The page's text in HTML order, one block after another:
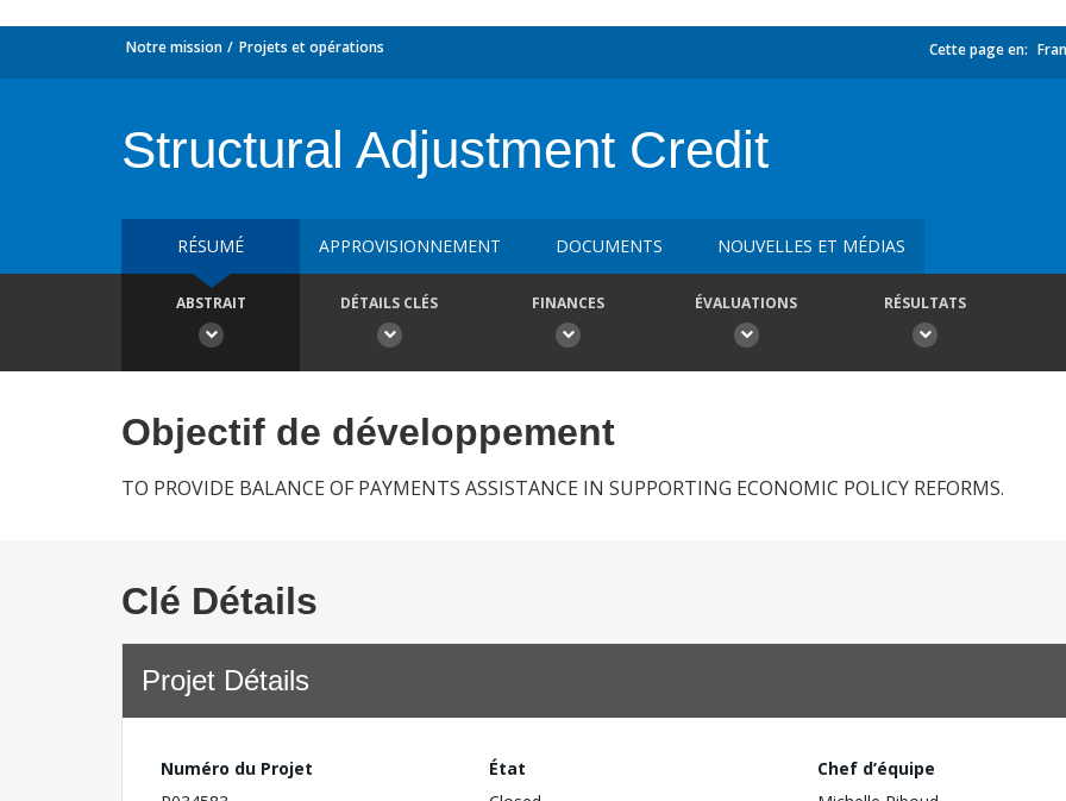
Notre mission Projets et opérations Cette page en:
Structural Adjustment Credit
RÉSUMÉ APPROVISIONNEMENT DOCUMENTS NOUVELLES ET MÉDIAS
ABSTRAIT DÉTAILS CLÉS FINANCES ÉVALUATIONS RÉSULTATS
Objectif de développement
TO PROVIDE BALANCE OF PAYMENTS ASSISTANCE IN SUPPORTING ECONOMIC POLICY REFORMS.
Clé Détails
Projet Détails
Numéro du Projet
État
Chef d’équipe